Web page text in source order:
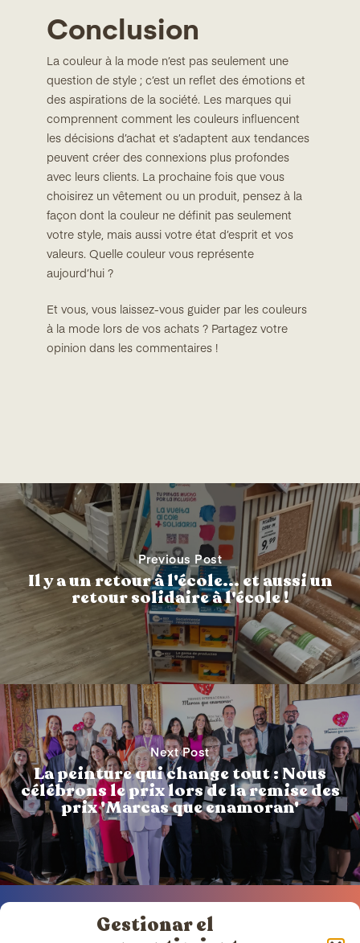
Gestionar el
Conclusion
La couleur à la mode n’est pas seulement une
question de style ; c’est un reflet des émotions et
des aspirations de la société. Les marques qui
comprennent comment les couleurs influencent
les décisions d’achat et s’adaptent aux tendances
peuvent créer des connexions plus profondes
avec leurs clients. La prochaine fois que vous
choisirez un vêtement ou un produit, pensez à la
façon dont la couleur ne définit pas seulement
votre style, mais aussi votre état d’esprit et vos
valeurs. Quelle couleur vous représente
aujourd’hui ?
Et vous, vous laissez-vous guider par les couleurs
à la mode lors de vos achats ? Partagez votre
opinion dans les commentaires !
Previous Post
Il y a un retour à l'école... et aussi un
retour solidaire à l'école !
Next Post
La peinture qui change tout : Nous
célébrons le prix lors de la remise des
prix 'Marcas que enamoran'